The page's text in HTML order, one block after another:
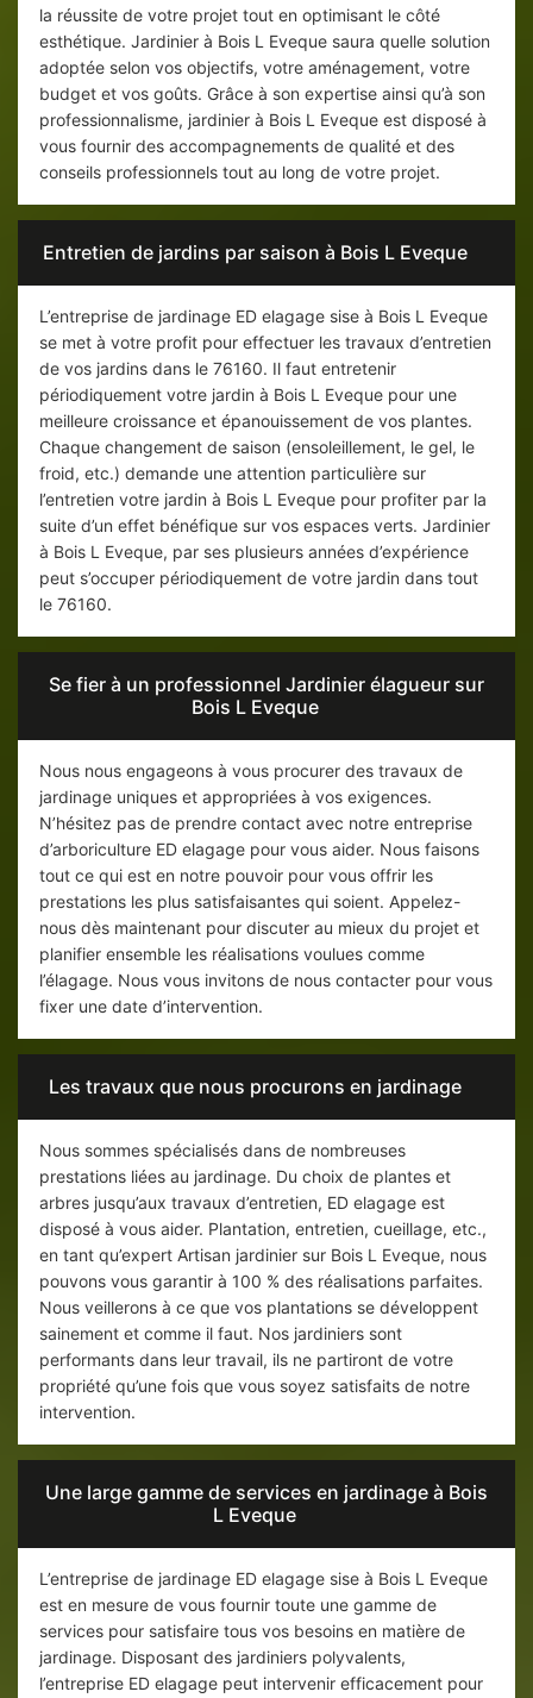
la réussite de votre projet tout en optimisant le côté
esthétique. Jardinier à Bois L Eveque saura quelle solution
adoptée selon vos objectifs, votre aménagement, votre
budget et vos goûts. Grâce à son expertise ainsi qu’à son
professionnalisme, jardinier à Bois L Eveque est disposé à
vous fournir des accompagnements de qualité et des
conseils professionnels tout au long de votre projet.
Entretien de jardins par saison à Bois L Eveque
L’entreprise de jardinage ED elagage sise à Bois L Eveque
se met à votre profit pour effectuer les travaux d’entretien
de vos jardins dans le 76160. Il faut entretenir
périodiquement votre jardin à Bois L Eveque pour une
meilleure croissance et épanouissement de vos plantes.
Chaque changement de saison (ensoleillement, le gel, le
froid, etc.) demande une attention particulière sur
l’entretien votre jardin à Bois L Eveque pour profiter par la
suite d’un effet bénéfique sur vos espaces verts. Jardinier
à Bois L Eveque, par ses plusieurs années d’expérience
peut s’occuper périodiquement de votre jardin dans tout
le 76160.
Se fier à un professionnel Jardinier élagueur sur
Bois L Eveque
Nous nous engageons à vous procurer des travaux de
jardinage uniques et appropriées à vos exigences.
N’hésitez pas de prendre contact avec notre entreprise
d’arboriculture ED elagage pour vous aider. Nous faisons
tout ce qui est en notre pouvoir pour vous offrir les
prestations les plus satisfaisantes qui soient. Appelez-
nous dès maintenant pour discuter au mieux du projet et
planifier ensemble les réalisations voulues comme
l’élagage. Nous vous invitons de nous contacter pour vous
fixer une date d’intervention.
Les travaux que nous procurons en jardinage
Nous sommes spécialisés dans de nombreuses
prestations liées au jardinage. Du choix de plantes et
arbres jusqu’aux travaux d’entretien, ED elagage est
disposé à vous aider. Plantation, entretien, cueillage, etc.,
en tant qu’expert Artisan jardinier sur Bois L Eveque, nous
pouvons vous garantir à 100 % des réalisations parfaites.
Nous veillerons à ce que vos plantations se développent
sainement et comme il faut. Nos jardiniers sont
performants dans leur travail, ils ne partiront de votre
propriété qu’une fois que vous soyez satisfaits de notre
intervention.
Une large gamme de services en jardinage à Bois
L Eveque
L’entreprise de jardinage ED elagage sise à Bois L Eveque
est en mesure de vous fournir toute une gamme de
services pour satisfaire tous vos besoins en matière de
jardinage. Disposant des jardiniers polyvalents,
l’entreprise ED elagage peut intervenir efficacement pour